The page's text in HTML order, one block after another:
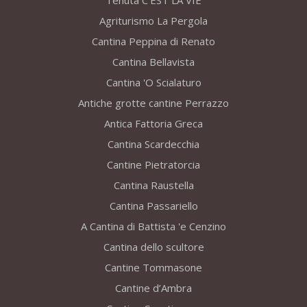
Agriturismo La Pergola
Cantina Peppina di Renato
Cantina Bellavista
Cantina 'O Scialaturo
Antiche grotte cantine Perrazzo
Antica Fattoria Greca
Cantina Scardecchia
Cantine Pietratorcia
Cantina Raustella
Cantina Passariello
A Cantina di Battista 'e Cenzino
Cantina dello scultore
Cantine Tommasone
Cantine d’Ambra